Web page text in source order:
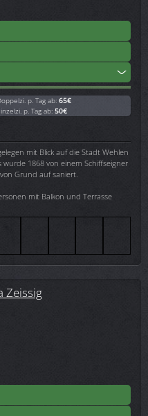
p. Tag ab: 65€
p. Tag ab: 50€
mit Blick auf die Stadt Wehlen
wurde 1868 von einem Schiffseigner
Grund auf saniert.
mit Balkon und Terrasse
Zeissig